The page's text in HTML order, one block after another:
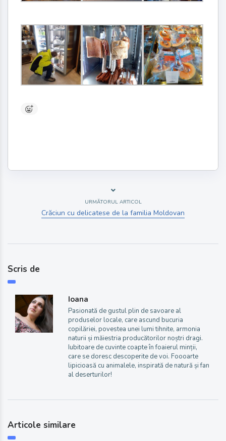
URMĂTORUL ARTICOL
Crăciun cu delicatese de la familia Moldovan
Scris de
Ioana
Pasionată de gustul plin de savoare al
produselor locale, care ascund bucuria
copilăriei, povestea unei lumi tihnite, armonia
naturii și măiestria producătorilor noștri dragi.
Iubitoare de cuvinte coapte în foaierul minții,
care se doresc descoperite de voi. Foooarte
lipicioasă cu animalele, inspirată de natură și fan
al deserturilor!
Articole similare